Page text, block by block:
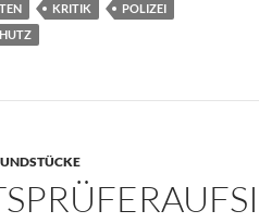
KRITIK
POLIZEI